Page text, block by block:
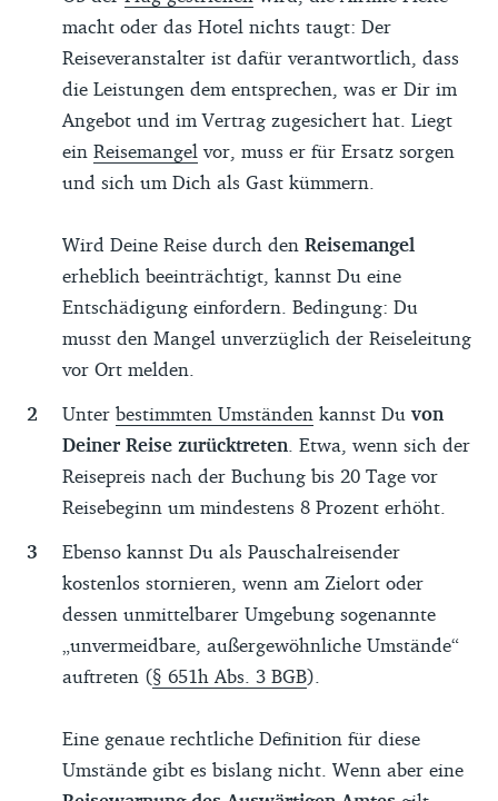
macht oder das Hotel nichts taugt: Der
Reiseveranstalter ist dafür verantwortlich, dass
die Leistungen dem entsprechen, was er Dir im
Angebot und im Vertrag zugesichert hat. Liegt
ein Reisemangel vor, muss er für Ersatz sorgen
und sich um Dich als Gast kümmern.
Wird Deine Reise durch den Reisemangel
erheblich beeinträchtigt, kannst Du eine
Entschädigung einfordern. Bedingung: Du
musst den Mangel unverzüglich der Reiseleitung
vor Ort melden.
Unter bestimmten Umständen kannst Duvon
Deiner Reise zurücktreten . Etwa, wenn sich der
Reisepreis nach der Buchung bis 20 Tage vor
Reisebeginn um mindestens 8 Prozent erhöht.
Ebenso kannst Du als Pauschalreisender
kostenlos stornieren, wenn am Zielort oder
dessen unmittelbarer Umgebung sogenannte
„unvermeidbare, außergewöhnliche Umstände“
auftreten (§ 651h Abs. 3 BGB).
Eine genaue rechtliche Definition für diese
Umstände gibt es bislang nicht. Wenn aber eine